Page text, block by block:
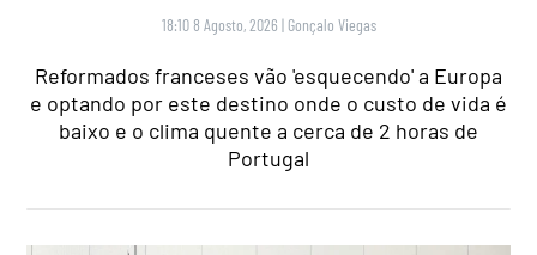
18:10 8 Agosto, 2026 | Gonçalo Viegas
Reformados franceses vão 'esquecendo' a Europa
e optando por este destino onde o custo de vida é
baixo e o clima quente a cerca de 2 horas de
Portugal